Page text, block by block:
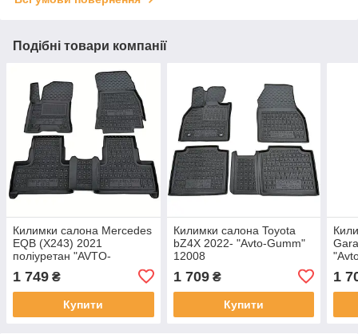
Подібні товари компанії
Килимки салона Mercedes
EQB (X243) 2021
поліуретан "AVTO-
1 749 ₴
Купити
Килимки салона Toyota
bZ4X 2022- "Avto-Gumm"
12008
1 709₴
Купити
1